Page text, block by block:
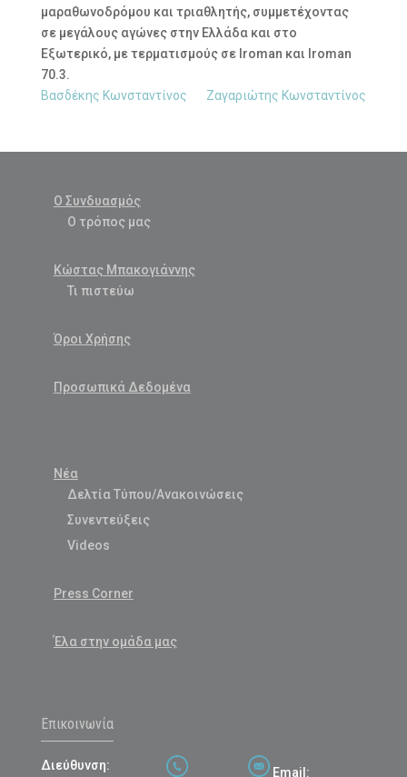
μαραθωνοδρόμου και τριαθλητής, συμμετέχοντας
σε μεγάλους αγώνες στην Ελλάδα και στο
Εξωτερικό, με τερματισμούς σε Iroman και Iroman
70.3.
Βασδέκης Κωνσταντίνος
Ζαγαριώτης Κωνσταντίνος
Ο Συνδυασμός
Ο τρόπος μας
Κώστας Μπακογιάννης
Τι πιστεύω
Όροι Χρήσης
Προσωπικά Δεδομένα
Νέα
Δελτία Τύπου/Ανακοινώσεις
Συνεντεύξεις
Videos
Press Corner
Έλα στην ομάδα μας
Επικοινωνία
Διεύθυνση: Email: